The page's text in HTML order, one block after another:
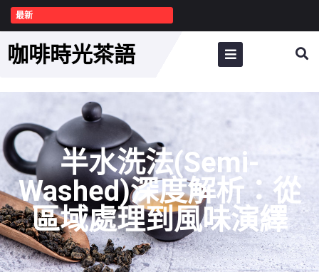
最新
咖啡時光茶語
半水洗法(Semi-
Washed)深度解析：從
區域處理到風味演繹